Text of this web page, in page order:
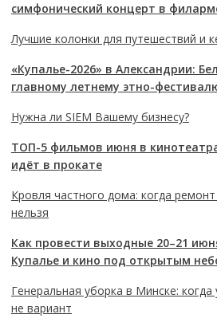
симфонический концерт в
Лучшие колонки для путешествий и
«Купалье-2026» в Александрии:
главному летнему этно-
Нужна ли SIEM Вашему бизнесу?
ТОП-5 фильмов июня в
идёт в прокате
Кровля частного дома: когда
нельзя
Как провести выходные 20–21
Купалье и кино под открытым
Генеральная уборка в Минске:
не вариант